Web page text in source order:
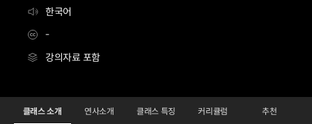
한국어
-
강의자료 포함
블렌더아티스트 장명식 Details
Configuration Information Shortcuts
클래스 소개 연사소개 클래스 특징 커리큘럼 추천